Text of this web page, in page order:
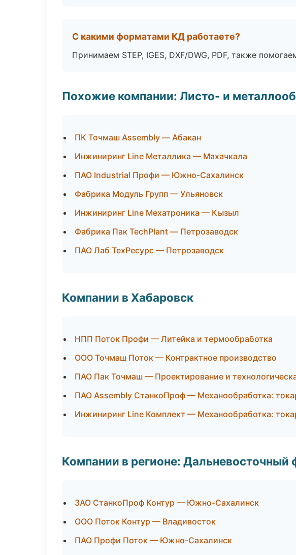
С какими форматами КД работаете?
Принимаем STEP, IGES, DXF/DWG, PDF, также
Похожие компании: Листо- и
ПК Точмаш Assembly — Абакан
Инжиниринг Line Металлика — Махачкала
ПАО Industrial Профи — Южно-Сахалинск
Фабрика Модуль Групп — Ульяновск
Инжиниринг Line Мехатроника — Кызыл
Фабрика Пак TechPlant — Петрозаводск
ПАО Лаб ТехРесурс — Петрозаводск
Компании в Хабаровск
НПП Поток Профи — Литейка и термообработка
ООО Точмаш Поток — Контрактное производство
ПАО Пак Точмаш — Проектирование и
ПАО Assembly СтанкоПроф — Механообработка:
Инжиниринг Line Комплект — Механообработка:
Компании в регионе: Дальневосточный
ЗАО СтанкоПроф Контур — Южно-Сахалинск
ООО Поток Контур — Владивосток
ПАО Профи Поток — Южно-Сахалинск